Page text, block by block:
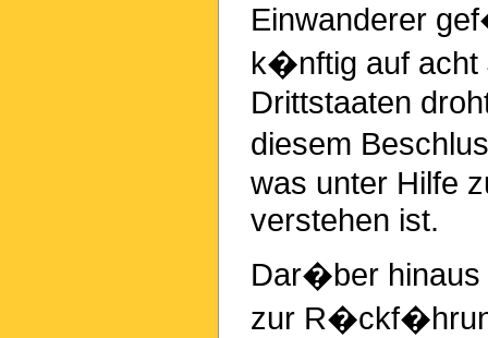
Einwanderer
k�nftig auf acht
Drittstaaten
diesem
was unter Hilfe
verstehen ist.
Dar�ber hinaus
zur